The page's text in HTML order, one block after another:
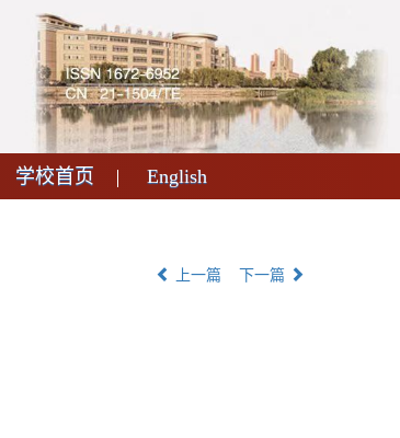
学校首页 English
上一篇 下一篇